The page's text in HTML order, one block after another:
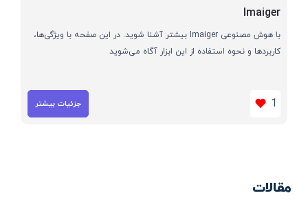
Imaiger
با هوش مصنوعی Imaiger بیشتر آشنا شوید. در این صفحه با ویژگی‌ها،
کاربردها و نحوه استفاده از این ابزار آگاه می‌شوید
1 جزئیات بیشتر
مقالات